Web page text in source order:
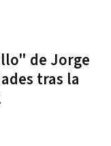
de Jorge
tras la